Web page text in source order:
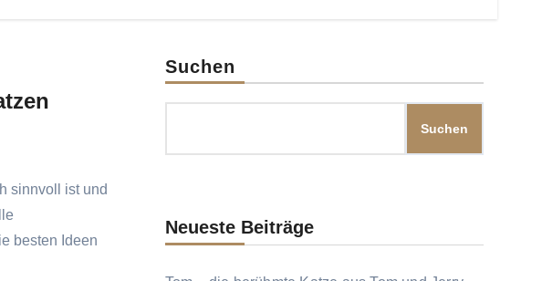
besten Ideen
Suchen
Suchen
Neueste Beiträge